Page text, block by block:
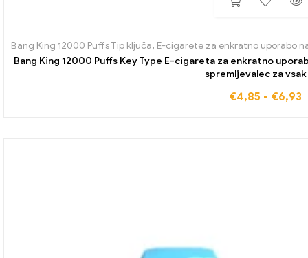
Bang King 12000 Puffs Tip ključa, E-cigarete za enkratno uporabo
Bang King 12000 Puffs Key Type E-cigareta za enkratno
spremljevalec za
€4,85 - €6,93